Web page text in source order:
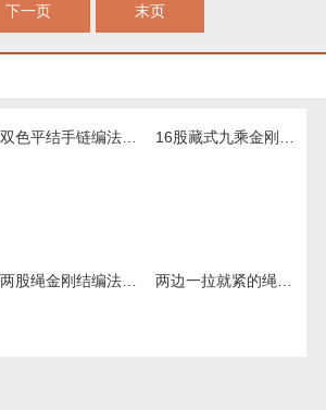
下一页 末页
双色平结手链编法图解，附平结手链收尾方法
两股绳金刚结编法图解,手编绳收尾结怎么打结 两边一拉就紧的绳子怎么弄